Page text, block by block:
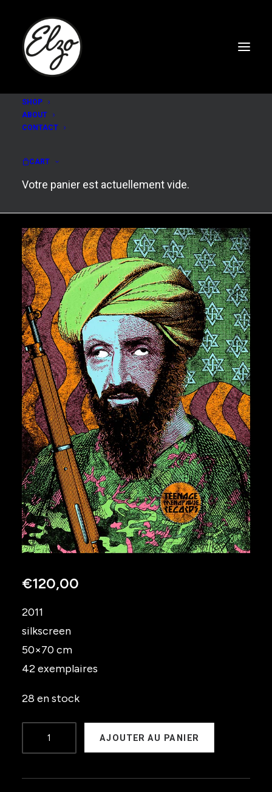
SHOP
ABOUT
CONTACT
CART
Votre panier est actuellement vide.
Ben Laden
€120,00
2011
silkscreen
50×70 cm
42 exemplaires
28 en stock
de
AJOUTER AU PANIER